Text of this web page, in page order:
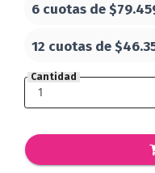
6 cuotas de
12 cuotas de
Cantidad